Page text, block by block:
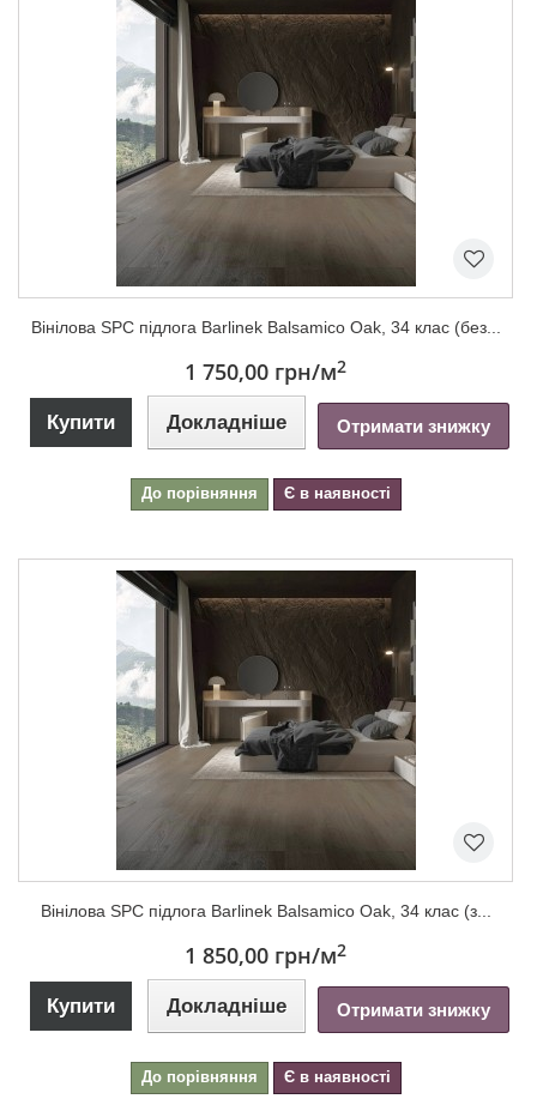
Вінілова SPC підлога Barlinek Balsamico Oak, 34 клас (без...
1 750,00 грн/м2
Купити Докладніше Отримати знижку
До порівняння Є в наявності
Вінілова SPC підлога Barlinek Balsamico Oak, 34 клас (з...
1 850,00 грн/м2
Купити Докладніше Отримати знижку
До порівняння Є в наявності